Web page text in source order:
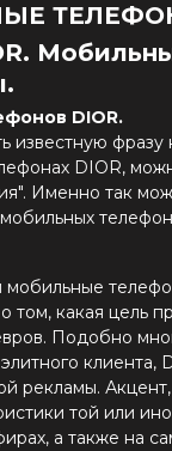
DIOR.
известную
DIOR,
Именно так
мобильные
том, какая цель
Подобно
клиента,
рекламы.
той или
а также на